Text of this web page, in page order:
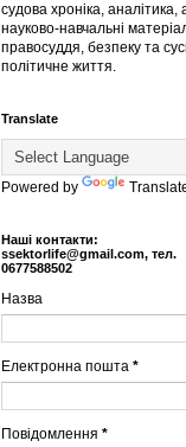
судова хроніка, аналітика,
науково-навчальні
правосуддя, безпеку та
політичне життя.
Translate
Powered by
Наші контакти:
ssektorlife@gmail.com, тел.
0677588502
Назва
Електронна пошта *
Повідомлення *